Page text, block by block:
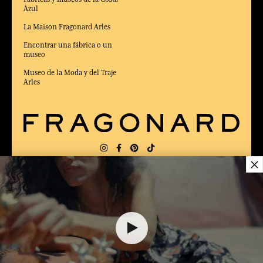
100,00 €
Azul
La Maison Fragonard Arles
Encontrar una fábrica o un
museo
Museo de la Moda y del Traje
Arles
ENTREGA: FR
ELEGIDO MEJOR SITIO DE COMERCIO
×